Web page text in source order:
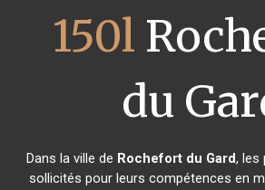
150l
du
Dans la ville de Rochefort du Gard, les
sollicités pour leurs compétences en